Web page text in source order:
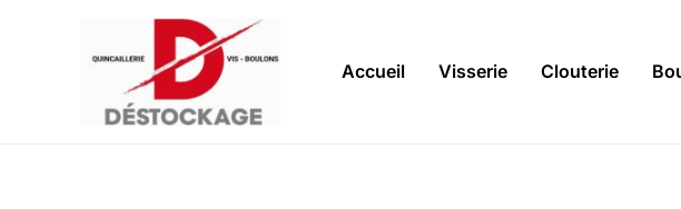
Accueil Visserie Clouterie